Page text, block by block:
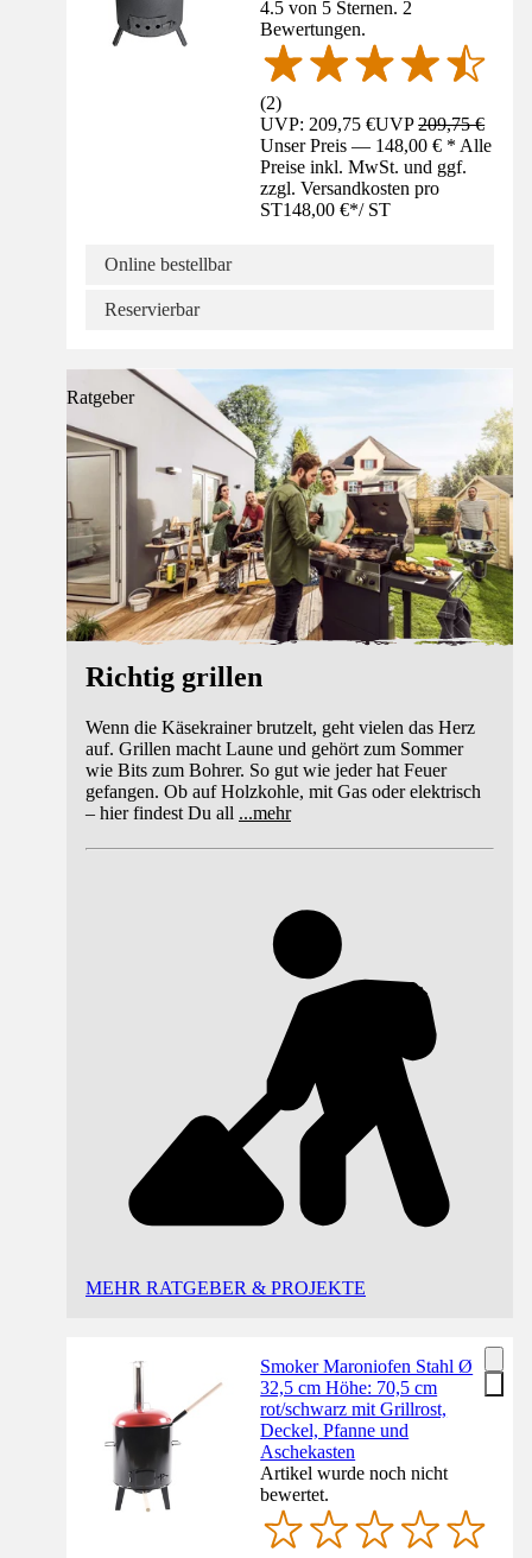
4.5 von 5 Sternen. 2
Bewertungen.
(2)
UVP: 209,75 €UVP209,75 €
Unser Preis — 148,00 € * Alle
Preise inkl. MwSt. und ggf.
zzgl. Versandkosten pro
ST148,00 €*/ ST
Online bestellbar
Reservierbar
Ratgeber
Richtig grillen
Wenn die Käsekrainer brutzelt, geht vielen das Herz
auf. Grillen macht Laune und gehört zum Sommer
wie Bits zum Bohrer. So gut wie jeder hat Feuer
gefangen. Ob auf Holzkohle, mit Gas oder elektrisch
– hier findest Du all ...mehr
MEHR RATGEBER & PROJEKTE
Smoker Maroniofen Stahl Ø
32,5 cm Höhe: 70,5 cm
rot/schwarz mit Grillrost,
Deckel, Pfanne und
Aschekasten
Artikel wurde noch nicht
bewertet.